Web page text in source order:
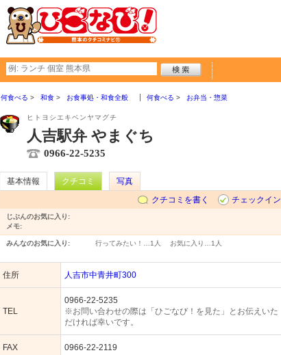
何食べる 和食 お食事処・和食全般 何食べる お弁当・惣菜
ヒトヨシエキベンヤマグチ
人吉駅弁 やまぐち
0966-22-5235
基本情報 クチコミ
写真
クチコミを書く
チェックイン
じぶんのお気に入り:
メモ:
みんなのお気に入り: 行ってみたい！… 1人 お気に入り… 1人
住所 人吉市中青井町300
TEL
0966-22-5235
※お問い合わせの際は「ひごなび！を見た」とお伝えいた
だければ幸いです。
FAX 0966-22-2119